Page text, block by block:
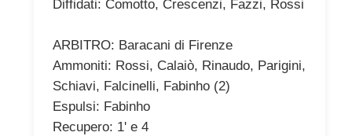
Diffidati: Comotto, Crescenzi, Fazzi, Rossi
ARBITRO: Baracani di Firenze
Ammoniti: Rossi, Calaiò, Rinaudo, Parigini,
Schiavi, Falcinelli, Fabinho (2)
Espulsi: Fabinho
Recupero: 1' e 4